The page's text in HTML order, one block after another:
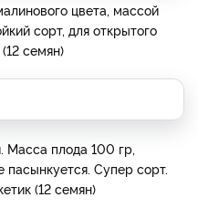
цвета, массой
сорт, для открытого
семян)
Масса плода 100 гр,
Супер сорт.
(12 семян)